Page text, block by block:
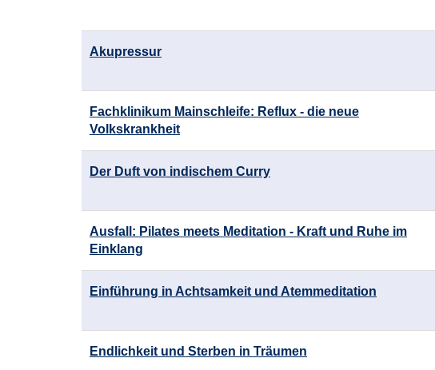
Akupressur
Fachklinikum Mainschleife: Reflux - die neue
Volkskrankheit
Der Duft von indischem Curry
Ausfall: Pilates meets Meditation - Kraft und Ruhe im
Einklang
Einführung in Achtsamkeit und Atemmeditation
Endlichkeit und Sterben in Träumen